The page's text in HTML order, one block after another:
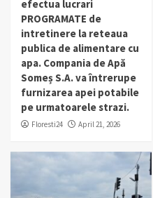
efectua lucrari
PROGRAMATE de
intretinere la reteaua
publica de alimentare cu
apa. Compania de Apă
Someș S.A. va întrerupe
furnizarea apei potabile
pe urmatoarele strazi.
Floresti24 April 21, 2026